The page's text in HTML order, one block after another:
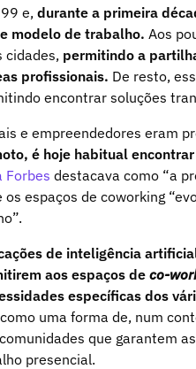
e, durante a primeira
modelo de trabalho. Aos
cidades, permitindo a
profissionais. De resto,
encontrar soluções
e empreendedores eram
é hoje habitual
Forbes destacava como “a
espaços de coworking
de inteligência
aos espaços de co-
específicas dos
uma forma de, num
que garantem
presencial.